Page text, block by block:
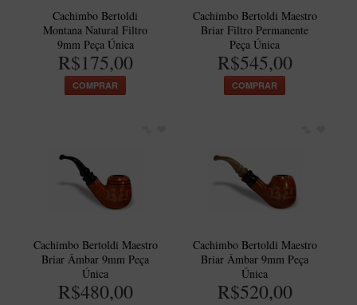
LINHA IDELFONSO BERTOLDI
Artesão Idelfonso Bertoldi
SUPORTES
Suporte para 2 Cachimbos
Suporte Redondo
Suporte Retangular
CACHIMBOS ARTESANAIS BRASILEIROS
Cachimbos com Anel
Cachimbos Mini
Cachimbo Bertoldi
Montana Natural Filtro
9mm Peça Única
R$175,00
COMPRAR
Cachimbo Bertoldi Maestro
Briar Filtro Permanente
Peça Única
R$545,00
COMPRAR
Cachimbo Bertoldi Maestro
Briar Âmbar 9mm Peça
Única
R$480,00
Cachimbo Bertoldi Maestro
Briar Âmbar 9mm Peça
Única
R$520,00